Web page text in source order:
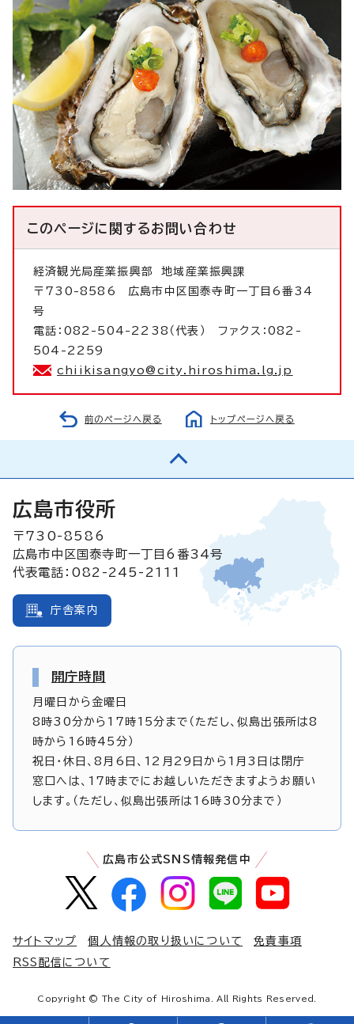
このページに関するお問い合わせ
経済観光局産業振興部地域産業振興課
〒730-8586 広島市中区国泰寺町一丁目6番34
号
電話：082-504-2238（代表） ファクス：082-
504-2259
chiikisangyo@city.hiroshima.lg.jp
前のページへ戻る トップページへ戻る
広島市役所
〒730-8586
広島市中区国泰寺町一丁目6番34号
代表電話：082-245-2111
庁舎案内
開庁時間
月曜日から金曜日
8時30分から17時15分まで（ただし、似島出張所は8
時から16時45分）
祝日・休日、8月6日、12月29日から1月3日は閉庁
窓口へは、17時までにお越しいただきますようお願い
します。（ただし、似島出張所は16時30分まで）
広島市公式SNS情報発信中
サイトマップ 個人情報の取り扱いについて
免責事項
RSS配信について
Copyright © The City of Hiroshima. All Rights Reserved.